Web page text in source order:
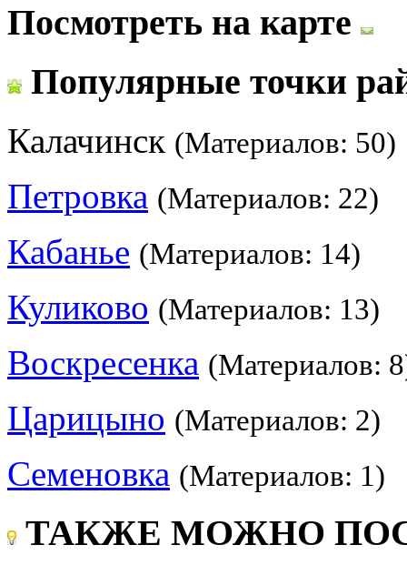
Посмотреть на карте
Популярные точки
Калачинск (Материалов: 50)
Петровка (Материалов: 22)
Кабанье (Материалов: 14)
Куликово (Материалов: 13)
Воскресенка (Материалов:
Царицыно (Материалов: 2)
Семеновка (Материалов: 1)
ТАКЖЕ МОЖНО